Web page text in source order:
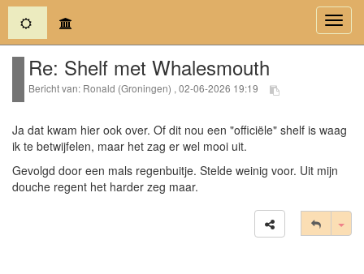
(current)
Re: Shelf met Whalesmouth
Bericht van: Ronald (Groningen) , 02-06-2026 19:19
Ja dat kwam hier ook over. Of dit nou een "officiële" shelf is waag
ik te betwijfelen, maar het zag er wel mooi uit.
Gevolgd door een mals regenbuitje. Stelde weinig voor. Uit mijn
douche regent het harder zeg maar.